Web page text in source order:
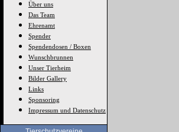
Über uns
Das Team
Ehrenamt
Spender
Spendendosen / Boxen
Wunschbrunnen
Unser Tierheim
Bilder Gallery
Links
Sponsoring
Impressum und Datenschutz